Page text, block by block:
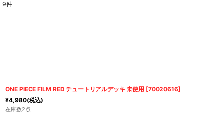
9件
ONE PIECE FILM RED チュートリアルデッキ 未使用 [70020616]
¥4,980(税込)
在庫数2点